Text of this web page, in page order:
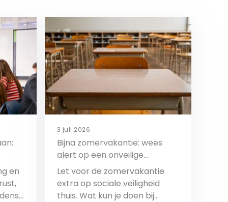
en
3 juli 2026
Bijna zomervakantie: wees
alert op een onveilige
thuissituatie
Let voor de zomervakantie
extra op sociale veiligheid
thuis. Wat kun je doen bij